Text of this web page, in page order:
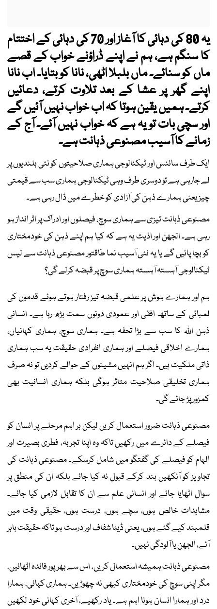
یہ 80 کی دہائی کا آغاز اور 70 کی دہائی کے اختتام
کا سنگم ہے، ہم نے اپنے ڈراؤنے خواب کے قصے
ماں کو سنائے۔ ماں بلبلا اٹھی، نانا کو بتایا۔ اب نانا
اپنے گھر پر عشا کے بعد تلاوت کرتے، دعائیں
کرتے۔ ہمیں یقین ہوتا کہ اب خواب نہیں آئیں گے
اور سچی بات تو یہ ہے کہ خواب نہیں آئے۔ آج کے
زمانے کا آسیب مصنوعی ذہانت ہے۔
ایک طرف سائنس اور ٹیکنالوجی ہماری صلاحیتوں کو نئی بلندیوں پر
لے جارہی ہے تو دوسری طرف وہی ٹیکنالوجی ہماری سب سے قیمتی
چیز یعنی ہمارے ذہن کی آزادی کو خطرے میں ڈال رہی ہے۔
مصنوعی ذہانت تیزی سے ہماری سوچ، فیصلوں اور ادراک پر اثر انداز ہو
رہی ہے۔ الجھن اور اذیت یہ ہے کہ کیا ہم اپنے ذہن کی خودمختاری
کو بچا پائیں گے یا یہ نئی آسیب نما طاقتور مصنوعی ذہانت سے لیس
ٹیکنالوجی آہستہ آہستہ ہماری سوچ پر قبضہ کرلے گی؟
ہم اور ہمارے ہوش پر علمی قبضہ تیز رفتار ہوتے ہوئے قدموں کی
لمبائی کے ساتھ افقی اور عمودی دونوں سمت بڑھ رہا ہے۔ انسانی
ذہن اللہ کا سب سے بڑا تحفہ ہے۔ ہماری سوچ، ہماری کہانیاں،
ہمارے اخلاقی فیصلے اور ہماری انفرادی حقیقت یہ سب ہماری
ذاتی ملکیت ہیں۔ اگر ہم انہیں مشینوں کے حوالے کردیں تو نہ صرف
ہماری تخلیقی صلاحیت متاثر ہوگی بلکہ ہماری انسانیت بھی
کمزور پڑ جائے گی۔
مصنوعی ذہانت ضرور استعمال کریں لیکن ہر اہم مرحلے پر انسان کو
فیصلے کے دائرے میں رکھیں تاکہ وہ اپنا تجربہ، فطری بصیرت اور
الہام کو فیصلے کی گفتگو میں شامل کرسکے۔ مصنوعی ذہانت کی
تجاویز کو آنکھیں بند کرکے قبول نہ کیا جائے بلکہ ان کی منطق پر
سوال اٹھایا جائے اور انسانی علم سے ان کا تقابل لازمی کیا جائے۔
مشاہدات خالص ہوں، سچے ہوں، درست ہوں، حقیقی وقت میں
قلمبند کیے گئے ہوں، یعنی ڈیٹا شفاف اور درست ہو تاکہ حقیقت باہر
آئے، الجھن یا آلودگی نہیں۔
مصنوعی ذہانت ہمیشہ استعمال کریں، اس سے بھرپور فائدہ اٹھائیں،
مگر اپنی سوچ کی خودمختاری کبھی نہ چھوڑیں۔ ہماری کہانی، ہمارا
درد اور ہمارا انسان ہونا اہم ہے۔ یاد رکھیے، آخری کہانی خود لکھیں